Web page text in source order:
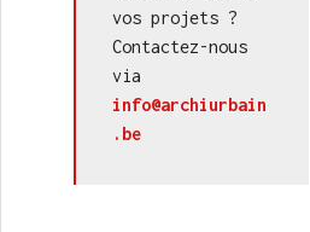
vos projets ?
Contactez-nous
info@archiurbain
.be